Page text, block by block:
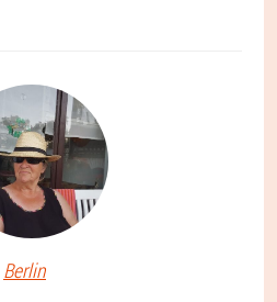
Berlin